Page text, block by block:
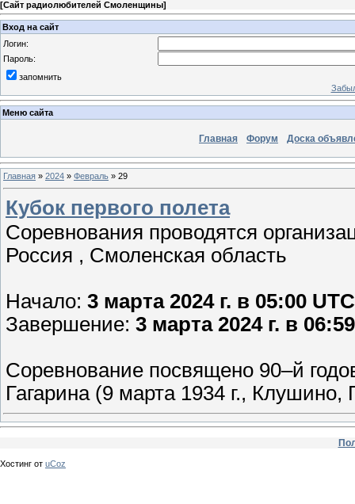
[Сайт радиолюбителей Смоленщины]
Вход на сайт
Логин:
Пароль:
запомнить
Меню сайта
Главная Форум Доска
Главная » 2024 » Февраль » 29
Кубок первого полета
Соревнования проводятся
Россия , Смоленская область
Начало: 3 марта 2024 г. в 05:00
Завершение: 3 марта 2024 г. в
Соревнование посвящено 90–й
Гагарина (9 марта 1934 г.,
Хостинг от uCoz